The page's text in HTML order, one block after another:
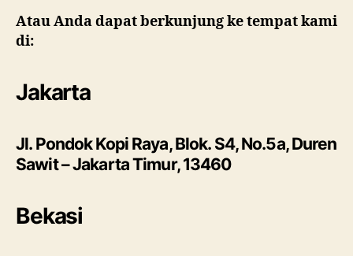
Atau Anda dapat berkunjung ke tempat kami
di:
Jakarta
Jl. Pondok Kopi Raya, Blok. S4, No.5a, Duren
Sawit – Jakarta Timur, 13460
Bekasi